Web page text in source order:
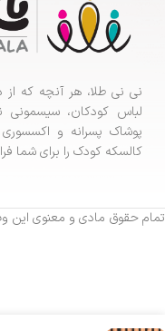
نی نی طلا، هر آنچه که از
لباس کودکان، سیسمونی
پوشاک پسرانه و
کالسکه کودک را برای شما
تمام حقوق مادی و معنوی این